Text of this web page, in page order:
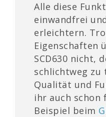
Alle diese
einwandfrei
erleichtern.
Eigenschaften
SCD630 nicht,
schlichtweg zu
Qualität und
ihr auch schon
Beispiel beim